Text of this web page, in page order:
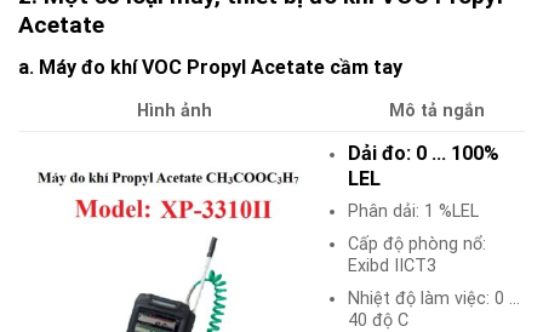
Acetate
a. Máy đo khí VOC Propyl Acetate cầm tay
Hình ảnh Mô tả ngắn
Dải đo: 0 … 100%
LEL
Phân dải: 1 %LEL
Cấp độ phòng nổ:
Exibd IICT3
Nhiệt độ làm việc: 0 …
40 độ C